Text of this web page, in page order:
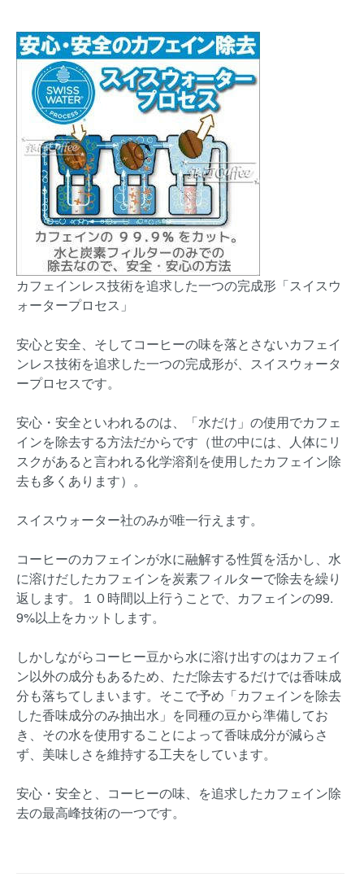
カフェインレス技術を追求した一つの完成形「スイスウ
ォータープロセス」
安心と安全、そしてコーヒーの味を落とさないカフェイ
ンレス技術を追求した一つの完成形が、スイスウォータ
ープロセスです。
安心・安全といわれるのは、「水だけ」の使用でカフェ
インを除去する方法だからです（世の中には、人体にリ
スクがあると言われる化学溶剤を使用したカフェイン除
去も多くあります）。
スイスウォーター社のみが唯一行えます。
コーヒーのカフェインが水に融解する性質を活かし、水
に溶けだしたカフェインを炭素フィルターで除去を繰り
返します。１０時間以上行うことで、カフェインの99.
9%以上をカットします。
しかしながらコーヒー豆から水に溶け出すのはカフェイ
ン以外の成分もあるため、ただ除去するだけでは香味成
分も落ちてしまいます。そこで予め「カフェインを除去
した香味成分のみ抽出水」を同種の豆から準備してお
き、その水を使用することによって香味成分が減らさ
ず、美味しさを維持する工夫をしています。
安心・安全と、コーヒーの味、を追求したカフェイン除
去の最高峰技術の一つです。